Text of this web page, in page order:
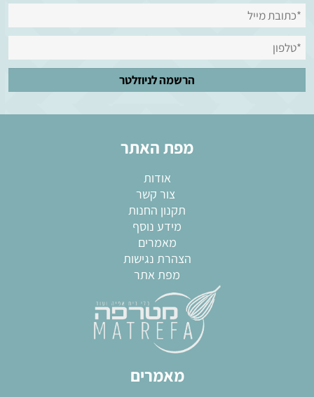
מפת האתר
אודות
צור קשר
תקנון החנות
מידע נוסף
מאמרים
הצהרת נגישות
מפת אתר
מאמרים